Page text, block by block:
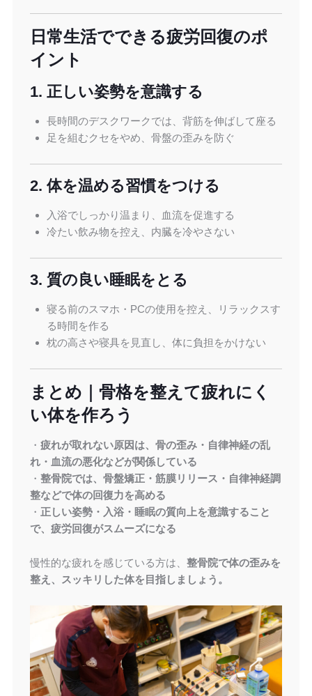
日常生活でできる疲労回復のポ
イント
1. 正しい姿勢を意識する
長時間のデスクワークでは、背筋を伸ばして座る
足を組むクセをやめ、骨盤の歪みを防ぐ
2. 体を温める習慣をつける
入浴でしっかり温まり、血流を促進する
冷たい飲み物を控え、内臓を冷やさない
3. 質の良い睡眠をとる
寝る前のスマホ・PCの使用を控え、リラックスす
る時間を作る
枕の高さや寝具を見直し、体に負担をかけない
まとめ｜骨格を整えて疲れにく
い体を作ろう
・ 疲れが取れない原因は、骨の歪み・自律神経の乱
れ・血流の悪化などが関係している
・ 整骨院では、骨盤矯正・筋膜リリース・自律神経調
整などで体の回復力を高める
・ 正しい姿勢・入浴・睡眠の質向上を意識すること
で、疲労回復がスムーズになる
慢性的な疲れを感じている方は、 整骨院で体の歪みを
整え、スッキリした体を目指しましょう。